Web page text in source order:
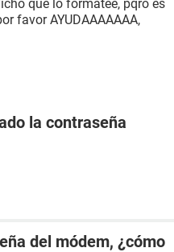
que lo formatee, pqro es
favor AYUDAAAAAAA,
la contraseña
del módem, ¿cómo